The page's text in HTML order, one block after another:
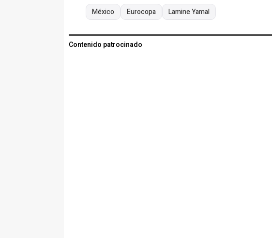
México Eurocopa Lamine Yamal
Contenido patrocinado